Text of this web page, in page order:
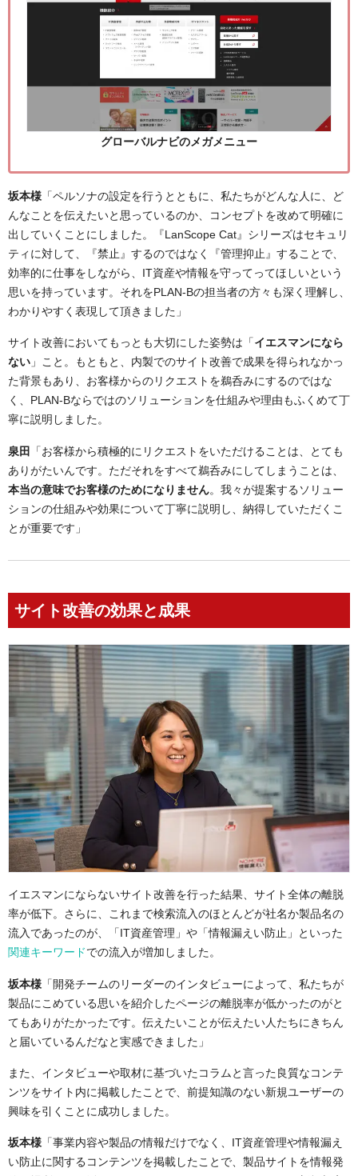
グローバルナビのメガメニュー
坂本様 「ペルソナの設定を行うとともに、私たちがどんな人に、ど
んなことを伝えたいと思っているのか、コンセプトを改めて明確に
出していくことにしました。『LanScope Cat』シリーズはセキュリ
ティに対して、『禁止』するのではなく『管理抑止』することで、
効率的に仕事をしながら、IT資産や情報を守ってってほしいという
思いを持っています。それをPLAN-Bの担当者の方々も深く理解し、
わかりやすく表現して頂きました」
サイト改善においてもっとも大切にした姿勢は「イエスマンになら
ない 」こと。もともと、内製でのサイト改善で成果を得られなかっ
た背景もあり、お客様からのリクエストを鵜呑みにするのではな
く、PLAN-Bならではのソリューションを仕組みや理由もふくめて丁
寧に説明しました。
泉田
「お客様から積極的にリクエストをいただけることは、とても
ありがたいんです。ただそれをすべて鵜呑みにしてしまうことは、
本当の意味でお客様のためになりません。我々が提案するソリュー
ションの仕組みや効果について丁寧に説明し、納得していただくこ
とが重要です」
サイト改善の効果と成果
イエスマンにならないサイト改善を行った結果、サイト全体の離脱
率が低下。さらに、これまで検索流入のほとんどが社名か製品名の
流入であったのが、「IT資産管理」や「情報漏えい防止」といった
関連キーワードでの流入が増加しました。
坂本様 「開発チームのリーダーのインタビューによって、私たちが
製品にこめている思いを紹介したページの離脱率が低かったのがと
てもありがたかったです。伝えたいことが伝えたい人たちにきちん
と届いているんだなと実感できました」
また、インタビューや取材に基づいたコラムと言った良質なコンテ
ンツをサイト内に掲載したことで、前提知識のない新規ユーザーの
興味を引くことに成功しました。
坂本様 「事業内容や製品の情報だけでなく、IT資産管理や情報漏え
い防止に関するコンテンツを掲載したことで、製品サイトを情報発